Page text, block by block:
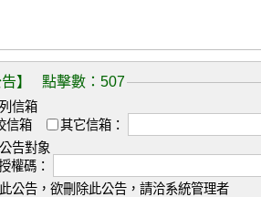
告】 點擊數：507
信箱
信箱
其它信箱：
告對象
權碼：
公告，欲刪除此公告，請洽系統管理者